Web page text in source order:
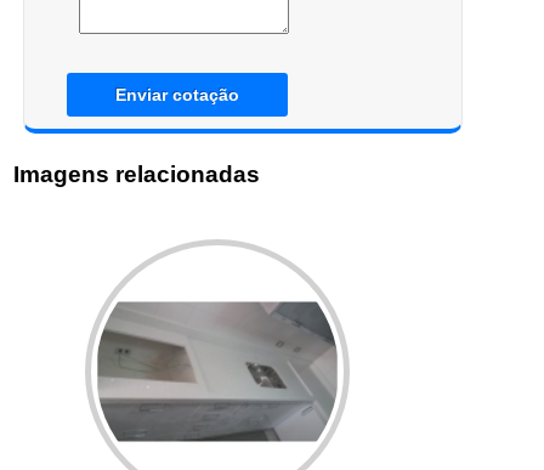
Enviar cotação
Imagens relacionadas